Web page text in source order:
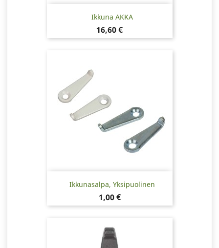
Ikkuna AKKA
Hinta
16,60 €
Ikkunasalpa, Yksipuolinen
Hinta
1,00 €